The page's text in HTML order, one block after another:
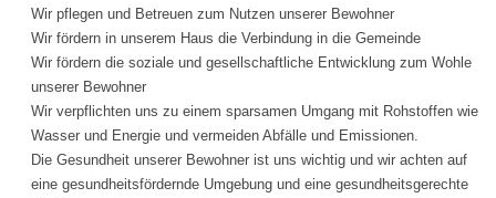
Wir pflegen und Betreuen zum Nutzen unserer Bewohner
Wir fördern in unserem Haus die Verbindung in die Gemeinde
Wir fördern die soziale und gesellschaftliche Entwicklung zum Wohle
unserer Bewohner
Wir verpflichten uns zu einem sparsamen Umgang mit Rohstoffen wie
Wasser und Energie und vermeiden Abfälle und Emissionen.
Die Gesundheit unserer Bewohner ist uns wichtig und wir achten auf
eine gesundheitsfördernde Umgebung und eine gesundheitsgerechte